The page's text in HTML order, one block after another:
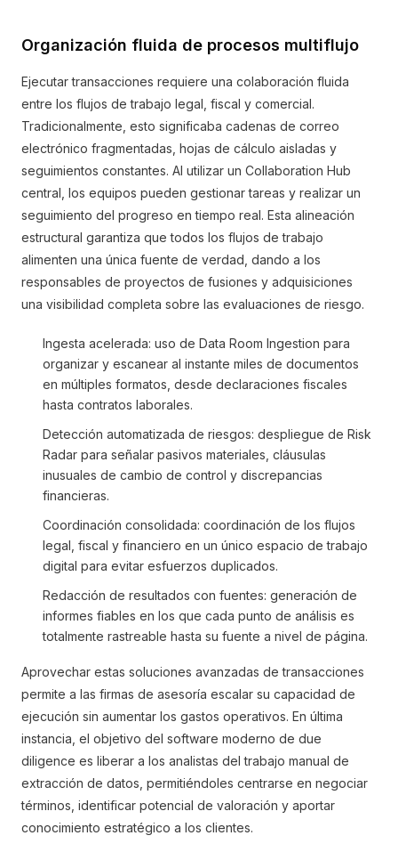
Organización fluida de procesos multiflujo
Ejecutar transacciones requiere una colaboración fluida
entre los flujos de trabajo legal, fiscal y comercial.
Tradicionalmente, esto significaba cadenas de correo
electrónico fragmentadas, hojas de cálculo aisladas y
seguimientos constantes. Al utilizar un Collaboration Hub
central, los equipos pueden gestionar tareas y realizar un
seguimiento del progreso en tiempo real. Esta alineación
estructural garantiza que todos los flujos de trabajo
alimenten una única fuente de verdad, dando a los
responsables de proyectos de fusiones y adquisiciones
una visibilidad completa sobre las evaluaciones de riesgo.
Ingesta acelerada: uso de Data Room Ingestion para
organizar y escanear al instante miles de documentos
en múltiples formatos, desde declaraciones fiscales
hasta contratos laborales.
Detección automatizada de riesgos: despliegue de Risk
Radar para señalar pasivos materiales, cláusulas
inusuales de cambio de control y discrepancias
financieras.
Coordinación consolidada: coordinación de los flujos
legal, fiscal y financiero en un único espacio de trabajo
digital para evitar esfuerzos duplicados.
Redacción de resultados con fuentes: generación de
informes fiables en los que cada punto de análisis es
totalmente rastreable hasta su fuente a nivel de página.
Aprovechar estas soluciones avanzadas de transacciones
permite a las firmas de asesoría escalar su capacidad de
ejecución sin aumentar los gastos operativos. En última
instancia, el objetivo del software moderno de due
diligence es liberar a los analistas del trabajo manual de
extracción de datos, permitiéndoles centrarse en negociar
términos, identificar potencial de valoración y aportar
conocimiento estratégico a los clientes.